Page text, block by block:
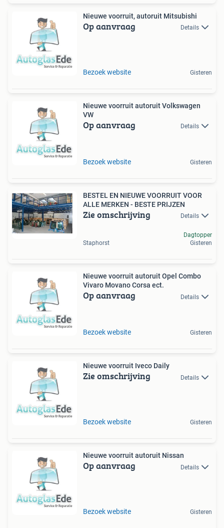
Nieuwe voorruit, autoruit Mitsubishi
Op aanvraag Details
Bezoek website Gisteren
Nieuwe voorruit autoruit Volkswagen
VW
Op aanvraag Details
Bezoek website Gisteren
BESTEL EN NIEUWE VOORRUIT VOOR
ALLE MERKEN - BESTE PRIJZEN
Zie omschrijving Details
Staphorst
Dagtopper
Gisteren
Nieuwe voorruit autoruit Opel Combo
Vivaro Movano Corsa ect.
Op aanvraag Details
Bezoek website Gisteren
Nieuwe voorruit Iveco Daily
Zie omschrijving Details
Bezoek website Gisteren
Nieuwe voorruit autoruit Nissan
Op aanvraag Details
Bezoek website Gisteren